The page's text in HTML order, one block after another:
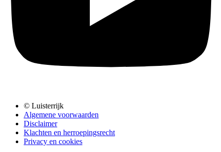
© Luisterrijk
Algemene voorwaarden
Disclaimer
Klachten en herroepingsrecht
Privacy en cookies